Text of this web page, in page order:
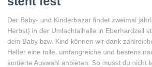
Der Baby- und Kinderbazar findet zweimal
Herbst) in der Umlachtalhalle in Eberhardzell
dein Baby bzw. Kind können wir dank
Helfer eine tolle, umfangreiche und bestens
sortierte Auswahl anbieten. So musst du nicht